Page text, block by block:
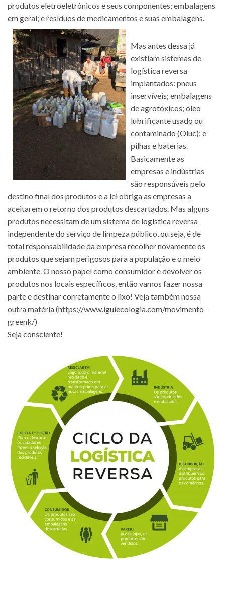
produtos eletroeletrônicos e seus componentes; embalagens
em geral; e resíduos de medicamentos e suas embalagens.
Mas antes dessa já
existiam sistemas de
logística reversa
implantados: pneus
inservíveis; embalagens
de agrotóxicos; óleo
lubrificante usado ou
contaminado (Oluc); e
pilhas e baterias.
Basicamente as
empresas e indústrias
são responsáveis pelo
destino final dos produtos e a lei obriga as empresas a
aceitarem o retorno dos produtos descartados. Mas alguns
produtos necessitam de um sistema de logística reversa
independente do serviço de limpeza público, ou seja, é de
total responsabilidade da empresa recolher novamente os
produtos que sejam perigosos para a população e o meio
ambiente. O nosso papel como consumidor é devolver os
produtos nos locais específicos, então vamos fazer nossa
parte e destinar corretamente o lixo! Veja também nossa
outra matéria (https://www.iguiecologia.com/movimento-
greenk/)
Seja consciente!